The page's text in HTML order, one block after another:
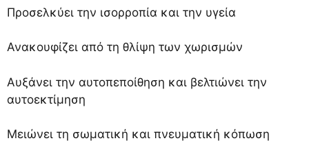
Προσελκύει την ισορροπία και την υγεία
Ανακουφίζει από τη θλίψη των χωρισμών
Αυξάνει την αυτοπεποίθηση και βελτιώνει την
αυτοεκτίμηση
Μειώνει τη σωματική και πνευματική κόπωση